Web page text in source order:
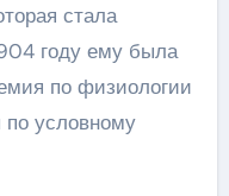
стала
году ему была
по физиологии
условному